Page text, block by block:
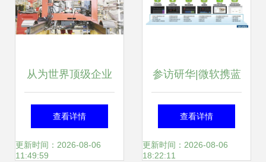
从为世界顶级企业
代工到吸引其落户
毗邻
查看详情
更新时间：2026-08-06
11:49:59
参访研华|微软携蓝
思走进研华数字化
智能工厂
查看详情
更新时间：2026-08-06
18:22:11